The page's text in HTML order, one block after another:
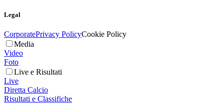
Legal
CorporatePrivacy PolicyCookie Policy
Media
Video
Foto
Live e Risultati
Live
Diretta Calcio
Risultati e Classifiche